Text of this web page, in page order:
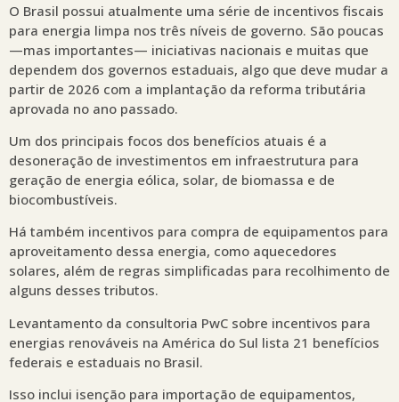
O Brasil possui atualmente uma série de incentivos fiscais
para energia limpa nos três níveis de governo. São poucas
—mas importantes— iniciativas nacionais e muitas que
dependem dos governos estaduais, algo que deve mudar a
partir de 2026 com a implantação da reforma tributária
aprovada no ano passado.
Um dos principais focos dos benefícios atuais é a
desoneração de investimentos em infraestrutura para
geração de energia eólica, solar, de biomassa e de
biocombustíveis.
Há também incentivos para compra de equipamentos para
aproveitamento dessa energia, como aquecedores
solares, além de regras simplificadas para recolhimento de
alguns desses tributos.
Levantamento da consultoria PwC sobre incentivos para
energias renováveis na América do Sul lista 21 benefícios
federais e estaduais no Brasil.
Isso inclui isenção para importação de equipamentos,